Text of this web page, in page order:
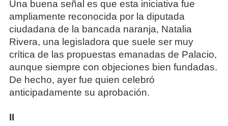
Una buena señal es que esta iniciativa fue
ampliamente reconocida por la diputada
ciudadana de la bancada naranja, Natalia
Rivera, una legisladora que suele ser muy
crítica de las propuestas emanadas de Palacio,
aunque siempre con objeciones bien fundadas.
De hecho, ayer fue quien celebró
anticipadamente su aprobación.
II